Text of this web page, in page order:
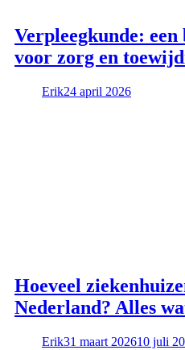
Verpleegkunde:
voor zorg en
Erik24 april 2026
Hoeveel
Nederland? Alles
Erik31 maart 202610 juli